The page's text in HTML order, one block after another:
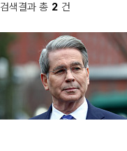
검색결과 총 2 건